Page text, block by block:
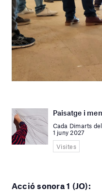
Paisatge i
Cada Dimarts
1 juny 2027
Visites
Acció sonora 1 (JO):